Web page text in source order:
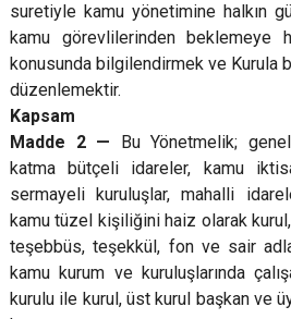
suretiyle kamu yönetimine halkın
kamu görevlilerinden beklemeye
konusunda bilgilendirmek ve Kurula
düzenlemektir.
Kapsam
Madde 2 — Bu Yönetmelik;
katma bütçeli idareler, kamu
sermayeli kuruluşlar, mahalli
kamu tüzel kişiliğini haiz olarak
teşebbüs, teşekkül, fon ve sair
kamu kurum ve kuruluşlarında
kurulu ile kurul, üst kurul başkan ve